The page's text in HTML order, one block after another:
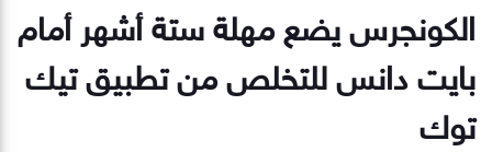
الكونجرس يضع مهلة ستة أشهر أمام
بايت دانس للتخلص من تطبيق تيك
توك